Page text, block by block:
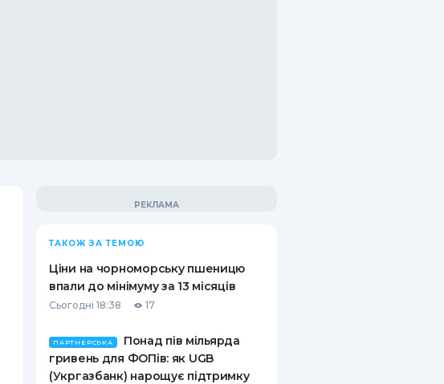
ТАКОЖ ЗА ТЕМОЮ
Ціни на чорноморську пшеницю
впали до мінімуму за 13 місяців
Сьогодні 18:38 17
ПАРТНЕРСЬКА
Понад пів мільярда
гривень для ФОПів: як UGB
(Укргазбанк) нарощує підтримку